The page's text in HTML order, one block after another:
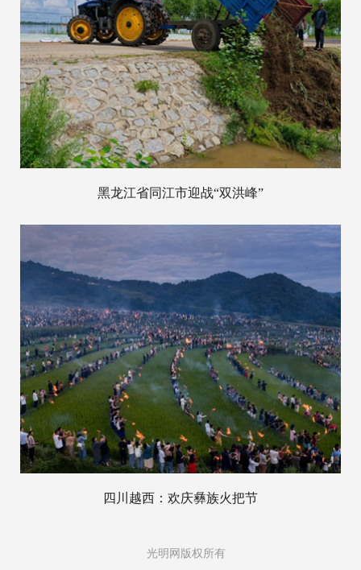
黑龙江省同江市迎战“双洪峰”
四川越西：欢庆彝族火把节
光明网版权所有